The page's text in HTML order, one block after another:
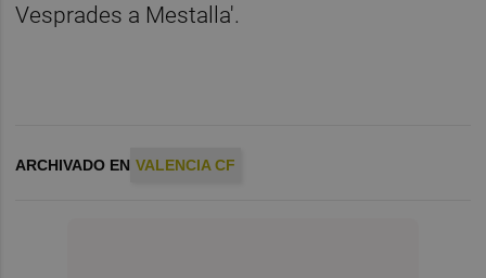
Vesprades a Mestalla'.
ARCHIVADO EN VALENCIA CF